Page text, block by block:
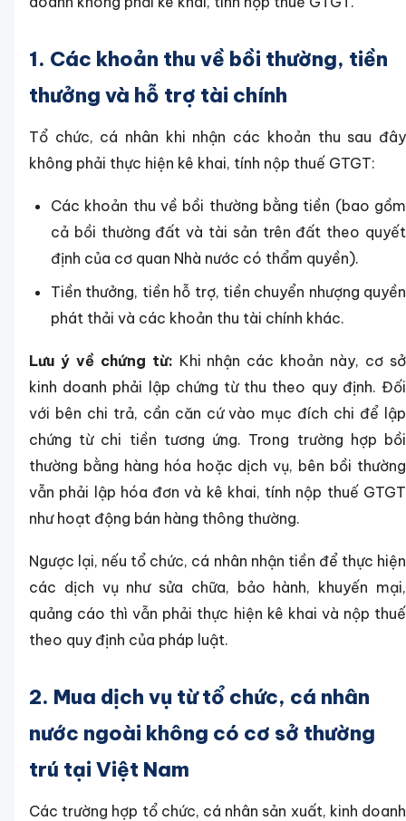
1. Các khoản thu về bồi thường, tiền
thưởng và hỗ trợ tài chính
Tổ chức, cá nhân khi nhận các khoản thu sau đây
không phải thực hiện kê khai, tính nộp thuế GTGT:
Các khoản thu về bồi thường bằng tiền (bao gồm
cả bồi thường đất và tài sản trên đất theo quyết
định của cơ quan Nhà nước có thẩm quyền).
Tiền thưởng, tiền hỗ trợ, tiền chuyển nhượng quyền
phát thải và các khoản thu tài chính khác.
Lưu ý về chứng từ: Khi nhận các khoản này, cơ sở
kinh doanh phải lập chứng từ thu theo quy định. Đối
với bên chi trả, cần căn cứ vào mục đích chi để lập
chứng từ chi tiền tương ứng. Trong trường hợp bồi
thường bằng hàng hóa hoặc dịch vụ, bên bồi thường
vẫn phải lập hóa đơn và kê khai, tính nộp thuế GTGT
như hoạt động bán hàng thông thường.
Ngược lại, nếu tổ chức, cá nhân nhận tiền để thực hiện
các dịch vụ như sửa chữa, bảo hành, khuyến mại,
quảng cáo thì vẫn phải thực hiện kê khai và nộp thuế
theo quy định của pháp luật.
2. Mua dịch vụ từ tổ chức, cá nhân
nước ngoài không có cơ sở thường
trú tại Việt Nam
Các trường hợp tổ chức, cá nhân sản xuất, kinh doanh